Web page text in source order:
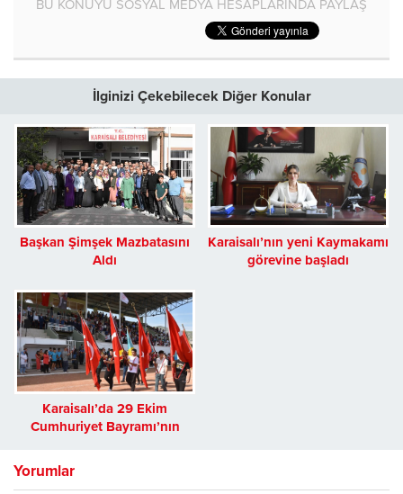
BU KONUYU SOSYAL MEDYA HESAPLARINDA PAYLAŞ
İlginizi Çekebilecek Diğer Konular
Başkan Şimşek Mazbatasını
Aldı
Karaisalı’nın yeni Kaymakamı
görevine başladı
Karaisalı’da 29 Ekim
Cumhuriyet Bayramı’nın
Yorumlar